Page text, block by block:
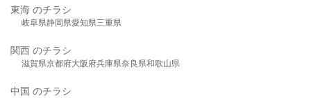
東海 のチラシ
岐阜県静岡県愛知県三重県
関西 のチラシ
滋賀県京都府大阪府兵庫県奈良県和歌山県
中国 のチラシ